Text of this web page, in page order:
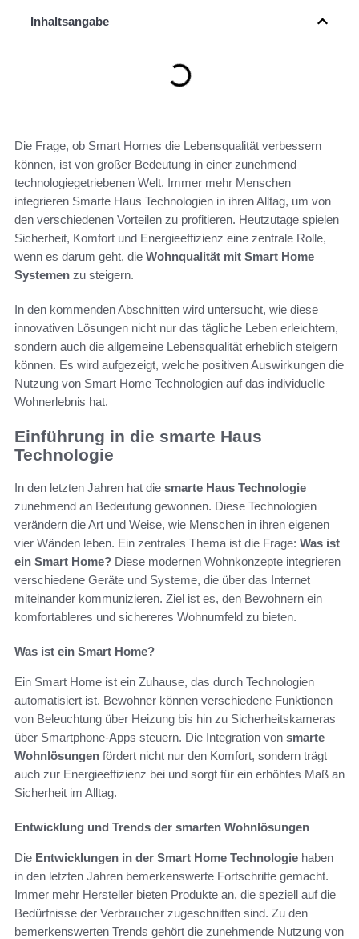
Inhaltsangabe
Die Frage, ob Smart Homes die Lebensqualität verbessern
können, ist von großer Bedeutung in einer zunehmend
technologiegetriebenen Welt. Immer mehr Menschen
integrieren Smarte Haus Technologien in ihren Alltag, um von
den verschiedenen Vorteilen zu profitieren. Heutzutage spielen
Sicherheit, Komfort und Energieeffizienz eine zentrale Rolle,
wenn es darum geht, die Wohnqualität mit Smart Home
Systemen zu steigern.
In den kommenden Abschnitten wird untersucht, wie diese
innovativen Lösungen nicht nur das tägliche Leben erleichtern,
sondern auch die allgemeine Lebensqualität erheblich steigern
können. Es wird aufgezeigt, welche positiven Auswirkungen die
Nutzung von Smart Home Technologien auf das individuelle
Wohnerlebnis hat.
Einführung in die smarte Haus
Technologie
In den letzten Jahren hat die smarte Haus Technologie
zunehmend an Bedeutung gewonnen. Diese Technologien
verändern die Art und Weise, wie Menschen in ihren eigenen
vier Wänden leben. Ein zentrales Thema ist die Frage: Was ist
ein Smart Home? Diese modernen Wohnkonzepte integrieren
verschiedene Geräte und Systeme, die über das Internet
miteinander kommunizieren. Ziel ist es, den Bewohnern ein
komfortableres und sichereres Wohnumfeld zu bieten.
Was ist ein Smart Home?
Ein Smart Home ist ein Zuhause, das durch Technologien
automatisiert ist. Bewohner können verschiedene Funktionen
von Beleuchtung über Heizung bis hin zu Sicherheitskameras
über Smartphone-Apps steuern. Die Integration von smarte
Wohnlösungen fördert nicht nur den Komfort, sondern trägt
auch zur Energieeffizienz bei und sorgt für ein erhöhtes Maß an
Sicherheit im Alltag.
Entwicklung und Trends der smarten Wohnlösungen
Die Entwicklungen in der Smart Home Technologie haben
in den letzten Jahren bemerkenswerte Fortschritte gemacht.
Immer mehr Hersteller bieten Produkte an, die speziell auf die
Bedürfnisse der Verbraucher zugeschnitten sind. Zu den
bemerkenswerten Trends gehört die zunehmende Nutzung von